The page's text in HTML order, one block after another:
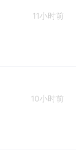
11小时前
10小时前